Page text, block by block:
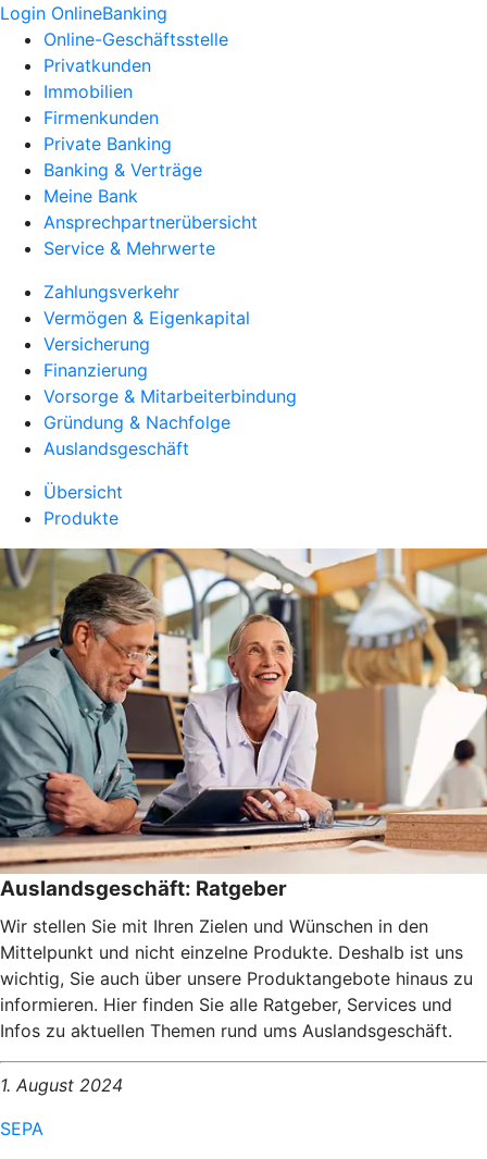
Login OnlineBanking
Online-Geschäftsstelle
Privatkunden
Immobilien
Firmenkunden
Private Banking
Banking & Verträge
Meine Bank
Ansprechpartnerübersicht
Service & Mehrwerte
Zahlungsverkehr
Vermögen & Eigenkapital
Versicherung
Finanzierung
Vorsorge & Mitarbeiterbindung
Gründung & Nachfolge
Auslandsgeschäft
Übersicht
Produkte
Auslandsgeschäft: Ratgeber
Wir stellen Sie mit Ihren Zielen und Wünschen in den
Mittelpunkt und nicht einzelne Produkte. Deshalb ist uns
wichtig, Sie auch über unsere Produktangebote hinaus zu
informieren. Hier finden Sie alle Ratgeber, Services und
Infos zu aktuellen Themen rund ums Auslandsgeschäft.
1. August 2024
SEPA